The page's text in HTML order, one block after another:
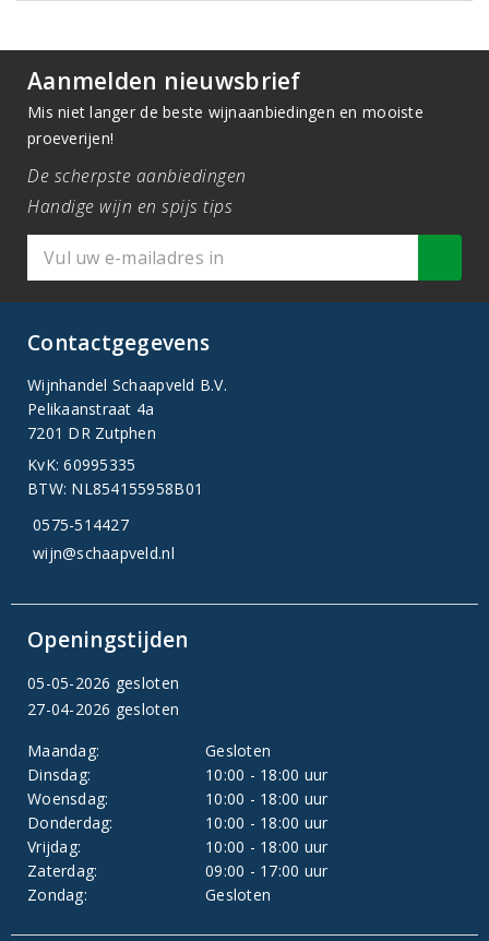
Aanmelden nieuwsbrief
Mis niet langer de beste wijnaanbiedingen en mooiste
proeverijen!
De scherpste aanbiedingen
Handige wijn en spijs tips
Contactgegevens
Wijnhandel Schaapveld B.V.
Pelikaanstraat 4a
7201 DR Zutphen
KvK: 60995335
BTW: NL854155958B01
0575-514427
wijn@schaapveld.nl
Openingstijden
05-05-2026 gesloten
27-04-2026 gesloten
Maandag:
Gesloten
Dinsdag:
10:00 - 18:00 uur
Woensdag:
10:00 - 18:00 uur
Donderdag:
10:00 - 18:00 uur
Vrijdag:
10:00 - 18:00 uur
Zaterdag:
09:00 - 17:00 uur
Zondag:
Gesloten